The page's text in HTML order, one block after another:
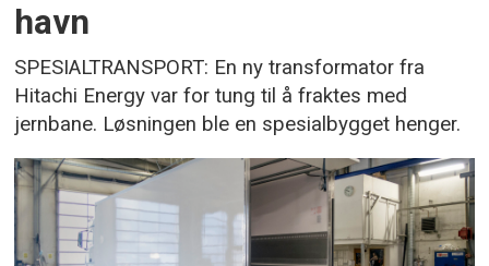
havn
SPESIALTRANSPORT: En ny transformator fra
Hitachi Energy var for tung til å fraktes med
jernbane. Løsningen ble en spesialbygget henger.